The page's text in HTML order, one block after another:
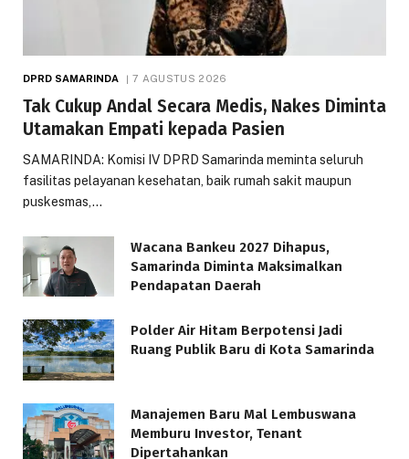
DPRD SAMARINDA 7 AGUSTUS 2026
Tak Cukup Andal Secara Medis, Nakes Diminta
Utamakan Empati kepada Pasien
SAMARINDA: Komisi IV DPRD Samarinda meminta seluruh
fasilitas pelayanan kesehatan, baik rumah sakit maupun
puskesmas,…
Wacana Bankeu 2027 Dihapus,
Samarinda Diminta Maksimalkan
Pendapatan Daerah
Polder Air Hitam Berpotensi Jadi
Ruang Publik Baru di Kota Samarinda
Manajemen Baru Mal Lembuswana
Memburu Investor, Tenant
Dipertahankan